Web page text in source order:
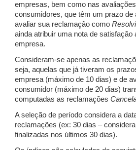
empresas, bem como nas
consumidores, que têm um prazo de
avaliar sua reclamação como
ainda atribuir uma nota de satisfação
empresa.
Consideram-se apenas as
seja, aquelas que já tiveram os
empresa (máximo de 10 dias) e de
consumidor (máximo de 20 dias)
computadas as reclamações
A seleção de período considera a
reclamações (ex: 30 dias –
finalizadas nos últimos 30 dias).